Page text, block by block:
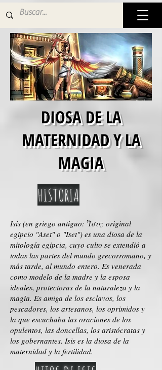
DIOSA DE LA
MATERNIDAD Y LA
MAGIA
HISTORIA
Isis (en griego antiguo: Ἶσις; original
egipcio "Aset" o "Iset") es una diosa de la
mitología egipcia, cuyo culto se extendió a
todas las partes del mundo grecorromano, y
más tarde, al mundo entero. Es venerada
como modelo de la madre y la esposa
ideales, protectoras de la naturaleza y la
magia. Es amiga de los esclavos, los
pescadores, los artesanos, los oprimidos y
la que escuchaba las oraciones de los
opulentos, las doncellas, los aristócratas y
los gobernantes. Isis es la diosa de la
maternidad y la fertilidad.